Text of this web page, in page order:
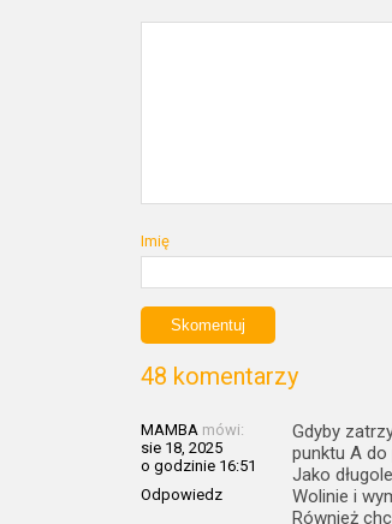
Imię
48 komentarzy
MAMBA mówi:
sie 18, 2025
o godzinie 16:51
Odpowiedz
Gdyby
punktu A do
Jako
Wolinie i
Również